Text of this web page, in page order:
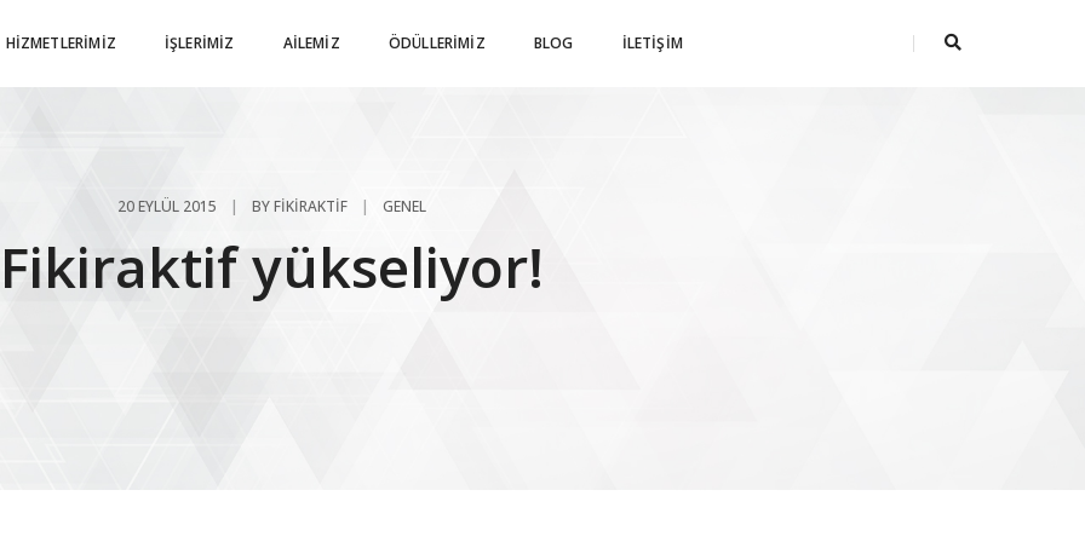
HIZMETLERIMIZ İŞLERIMIZ AILEMIZ ÖDÜLLERIMIZ BLOG İLETIŞIM
20 EYLÜL 2015 BYFIKIRAKTIF GENEL
Fikiraktif yükseliyor!